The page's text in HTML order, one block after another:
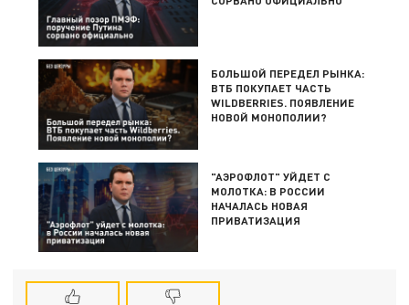
БОЛЬШОЙ ПЕРЕДЕЛ РЫНКА:
ВТБ ПОКУПАЕТ ЧАСТЬ
WILDBERRIES. ПОЯВЛЕНИЕ
НОВОЙ МОНОПОЛИИ?
"АЭРОФЛОТ" УЙДЕТ С
МОЛОТКА: В РОССИИ
НАЧАЛАСЬ НОВАЯ
ПРИВАТИЗАЦИЯ